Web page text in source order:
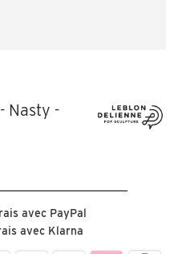
Nasty -
avec PayPal
avec Klarna